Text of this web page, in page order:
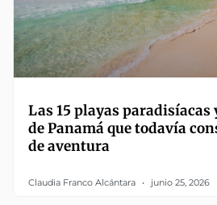
Las 15 playas paradisíacas
de Panamá que todavía
de aventura
Claudia Franco Alcántara junio 25, 2026